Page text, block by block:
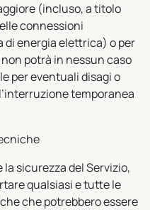
(incluso, a titolo
connessioni
energia elettrica) o per
potrà in nessun caso
per eventuali disagi o
temporanea
sicurezza del Servizio,
qualsiasi e tutte le
che potrebbero essere